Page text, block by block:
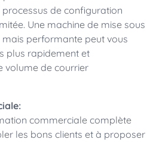
de configuration
Une machine de mise sous
performante peut vous
plus rapidement et
volume de courrier
commerciale complète
les bons clients et à proposer